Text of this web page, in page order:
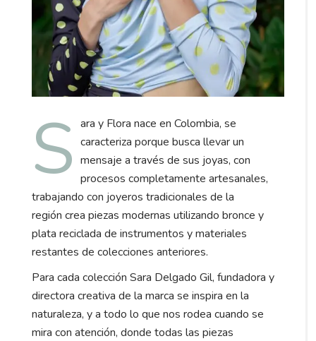
S ara y Flora nace en Colombia, se
caracteriza porque busca llevar un
mensaje a través de sus joyas, con
procesos completamente artesanales,
trabajando con joyeros tradicionales de la
región crea piezas modernas utilizando bronce y
plata reciclada de instrumentos y materiales
restantes de colecciones anteriores.
Para cada colección Sara Delgado Gil, fundadora y
directora creativa de la marca se inspira en la
naturaleza, y a todo lo que nos rodea cuando se
mira con atención, donde todas las piezas